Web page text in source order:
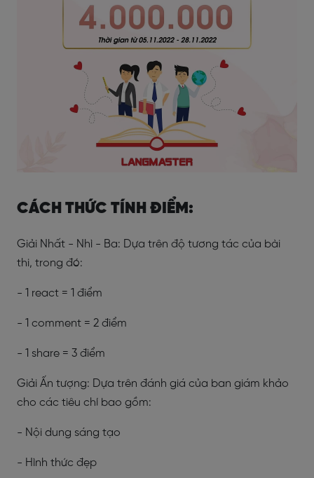
CÁCH THỨC TÍNH ĐIỂM:
Giải Nhất - Nhì - Ba: Dựa trên độ tương tác của bài
thi, trong đó:
- 1 react = 1 điểm
- 1 comment = 2 điểm
- 1 share = 3 điểm
Giải Ấn tượng: Dựa trên đánh giá của ban giám khảo
cho các tiêu chí bao gồm:
- Nội dung sáng tạo
- Hình thức đẹp